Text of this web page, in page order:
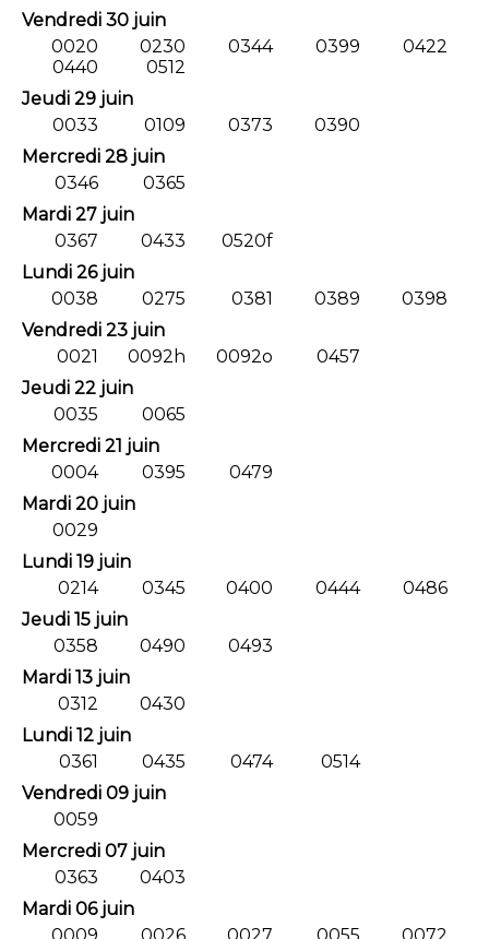
Vendredi 30 juin
0020
0230 0344 0399
0422
0440
0512
Jeudi 29 juin
0033
0109 0373
0390
Mercredi 28 juin
0346
0365
Mardi 27 juin
0367
0433
0520f
Lundi 26 juin
0038
0275 0381 0389
0398
Vendredi 23 juin
0021
0092h 0092o
0457
Jeudi 22 juin
0035
0065
Mercredi 21 juin
0004
0395
0479
Mardi 20 juin
0029
Lundi 19 juin
0214
0345 0400 0444
0486
Jeudi 15 juin
0358
0490
0493
Mardi 13 juin
0312
0430
Lundi 12 juin
0361
0435 0474
0514
Vendredi 09 juin
0059
Mercredi 07 juin
0363
0403
Mardi 06 juin